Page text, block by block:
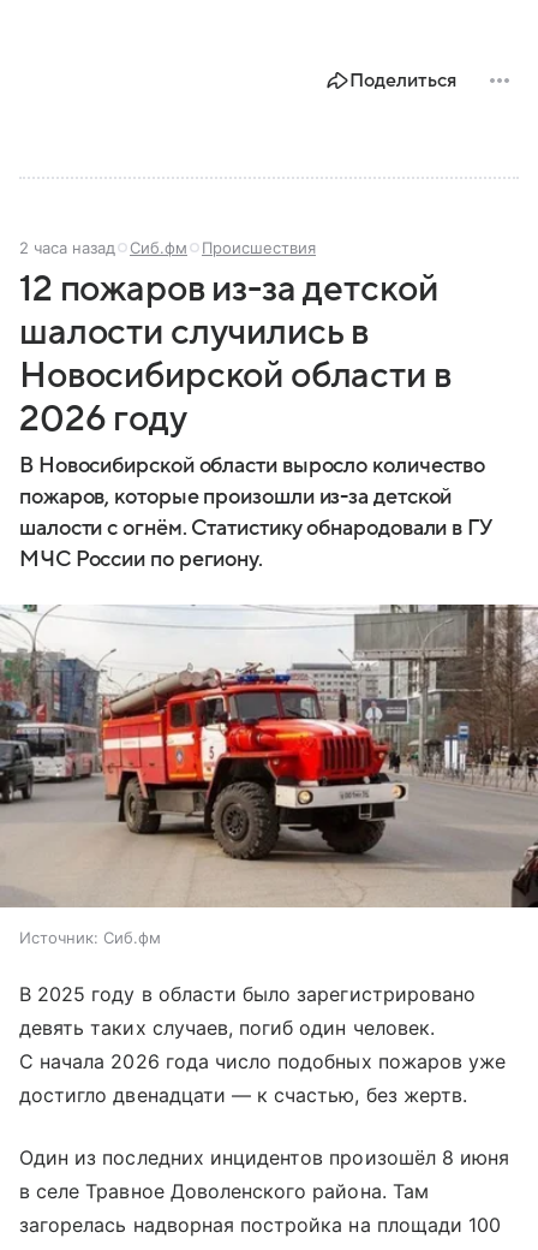
Поделиться
2 часа назад Сиб.фм Происшествия
12 пожаров из-за детской
шалости случились в
Новосибирской области в
2026 году
В Новосибирской области выросло количество
пожаров, которые произошли из-за детской
шалости с огнём. Статистику обнародовали в ГУ
МЧС России по региону.
Источник: Сиб.фм
В 2025 году в области было зарегистрировано
девять таких случаев, погиб один человек.
С начала 2026 года число подобных пожаров уже
достигло двенадцати — к счастью, без жертв.
Один из последних инцидентов произошёл 8 июня
в селе Травное Доволенского района. Там
загорелась надворная постройка на площади 100